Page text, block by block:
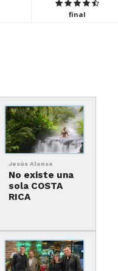
final
Jesús Alonso
No existe una
sola COSTA
RICA